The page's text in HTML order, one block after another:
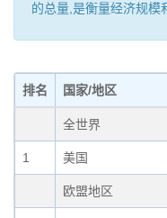
的总量,是衡量经济规模
排名 国家/地区
全世界
1 美国
欧盟地区